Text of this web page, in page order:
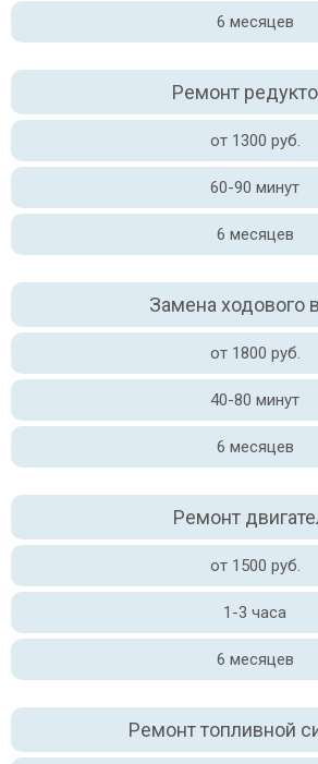
6 месяцев
Ремонт
от 1300 руб.
60-90 минут
6 месяцев
Замена ходового
от 1800 руб.
40-80 минут
6 месяцев
Ремонт
от 1500 руб.
1-3 часа
6 месяцев
Ремонт топливной